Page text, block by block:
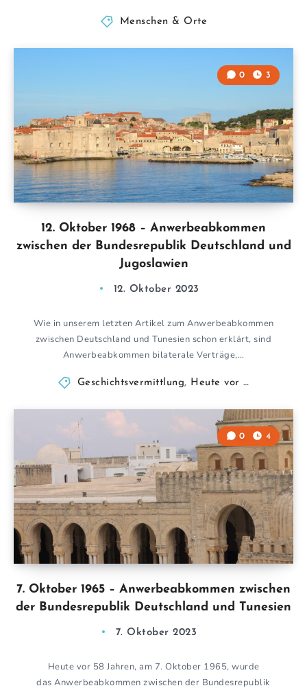
Menschen & Orte
12. Oktober 1968 – Anwerbeabkommen
zwischen der Bundesrepublik Deutschland und
Jugoslawien
0 3
12. Oktober 2023
Wie in unserem letzten Artikel zum Anwerbeabkommen
zwischen Deutschland und Tunesien schon erklärt, sind
Anwerbeabkommen bilaterale Verträge,…
Geschichtsvermittlung, Heute vor …
7. Oktober 1965 – Anwerbeabkommen zwischen
der Bundesrepublik Deutschland und Tunesien
0 4
7. Oktober 2023
Heute vor 58 Jahren, am 7. Oktober 1965, wurde
das Anwerbeabkommen zwischen der Bundesrepublik